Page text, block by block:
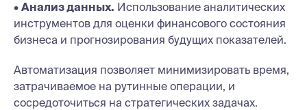
• Анализ данных. Использование аналитических
инструментов для оценки финансового состояния
бизнеса и прогнозирования будущих показателей.
Автоматизация позволяет минимизировать время,
затрачиваемое на рутинные операции, и
сосредоточиться на стратегических задачах.